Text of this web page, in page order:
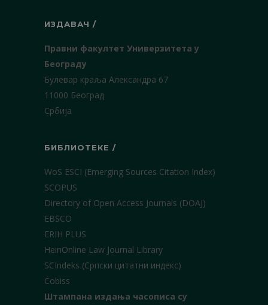
ИЗДАВАЧ /
Правни факултет Универзитета у
Београду
Булевар краља Александра 67
11000 Београд
Србија
БИБЛИОТЕКЕ /
WoS ESCI (Emerging Sources Citation Index)
SCOPUS
Directory of Open Access Journals (DOAJ)
EBSCO
ERIH PLUS
HeinOnline Law Journal Library
SCIndeks (Српски цитатни индекс)
Cobiss
Штампана издања часописа су